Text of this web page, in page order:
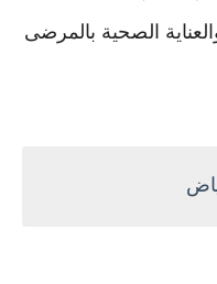
الصحية بالمرضى